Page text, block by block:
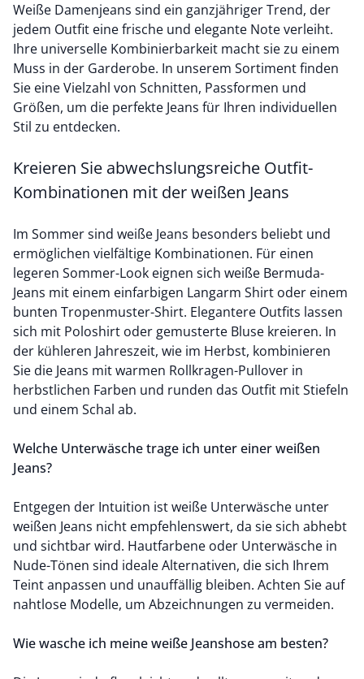
Weiße Damenjeans sind ein ganzjähriger Trend, der
jedem Outfit eine frische und elegante Note verleiht.
Ihre universelle Kombinierbarkeit macht sie zu einem
Muss in der Garderobe. In unserem Sortiment finden
Sie eine Vielzahl von Schnitten, Passformen und
Größen, um die perfekte Jeans für Ihren individuellen
Stil zu entdecken.
Kreieren Sie abwechslungsreiche Outfit-
Kombinationen mit der weißen Jeans
Im Sommer sind weiße Jeans besonders beliebt und
ermöglichen vielfältige Kombinationen. Für einen
legeren Sommer-Look eignen sich weiße Bermuda-
Jeans mit einem einfarbigen Langarm Shirt oder einem
bunten Tropenmuster-Shirt. Elegantere Outfits lassen
sich mit Poloshirt oder gemusterte Bluse kreieren. In
der kühleren Jahreszeit, wie im Herbst, kombinieren
Sie die Jeans mit warmen Rollkragen-Pullover in
herbstlichen Farben und runden das Outfit mit Stiefeln
und einem Schal ab.
Welche Unterwäsche trage ich unter einer weißen
Jeans?
Entgegen der Intuition ist weiße Unterwäsche unter
weißen Jeans nicht empfehlenswert, da sie sich abhebt
und sichtbar wird. Hautfarbene oder Unterwäsche in
Nude-Tönen sind ideale Alternativen, die sich Ihrem
Teint anpassen und unauffällig bleiben. Achten Sie auf
nahtlose Modelle, um Abzeichnungen zu vermeiden.
Wie wasche ich meine weiße Jeanshose am besten?